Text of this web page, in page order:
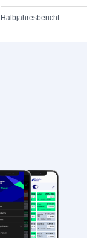
Halbjahresbericht